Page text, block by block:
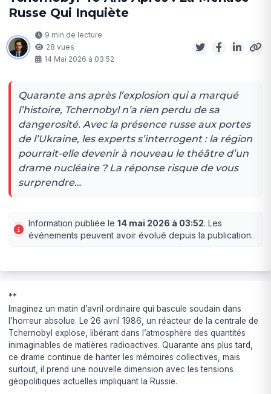
Russe Qui Inquiète
9 min de lecture
28 vues
14 Mai 2026 à 03:52
Quarante ans après l’explosion qui a marqué
l’histoire, Tchernobyl n’a rien perdu de sa
dangerosité. Avec la présence russe aux portes
de l’Ukraine, les experts s’interrogent : la région
pourrait-elle devenir à nouveau le théâtre d’un
drame nucléaire ? La réponse risque de vous
surprendre…
Information publiée le14 mai 2026 à 03:52. Les
événements peuvent avoir évolué depuis la publication.
**
Imaginez un matin d’avril ordinaire qui bascule soudain dans
l’horreur absolue. Le 26 avril 1986, un réacteur de la centrale de
Tchernobyl explose, libérant dans l’atmosphère des quantités
inimaginables de matières radioactives. Quarante ans plus tard,
ce drame continue de hanter les mémoires collectives, mais
surtout, il prend une nouvelle dimension avec les tensions
géopolitiques actuelles impliquant la Russie.